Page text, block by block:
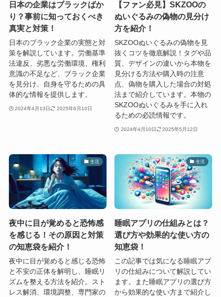
日本の企業はブラックばか
り？事前に知っておくべき
真実と対策！
日本のブラック企業の実態と対
策を解説しています。労働基準
法違反、劣悪な労働環境、権利
意識の不足など、ブラック企業
を見分け、自身を守るための具
体的な情報を提供します。
2024年4月13日 2025年6月10日
【ファン必見】SKZOOの
ぬいぐるみの偽物の見分け
方を紹介！
SKZOOぬいぐるみの偽物を見
抜くコツを徹底解説！タグや品
質、デザインの違いから本物を
見分ける方法や購入時の注意
点、偽物を購入した場合の対処
法まで紹介しています。本物の
SKZOOぬいぐるみを手に入れ
るための必読情報です。
2024年4月10日 2025年5月12日
生活
夜中に目が覚めると恐怖感
を感じる！その原因と対策
の知恵袋を紹介！
夜中に目が覚めると感じる恐怖
と不安の正体を解明し、睡眠リ
ズムを整える方法を紹介。スト
レス解消、環境調整、専門家の
生活
睡眠アプリの仕組みとは？
選び方や効果的な使い方の
知恵袋！
この記事では気になる睡眠アプ
リの仕組みについて解説してい
ます。また睡眠アプリの選び方
から効果的な使い方まで紹介し